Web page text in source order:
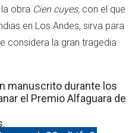
obra Cien cuyes, con el que
en Los Andes, sirva para
considera la gran tragedia
manuscrito durante los
el Premio Alfaguara de